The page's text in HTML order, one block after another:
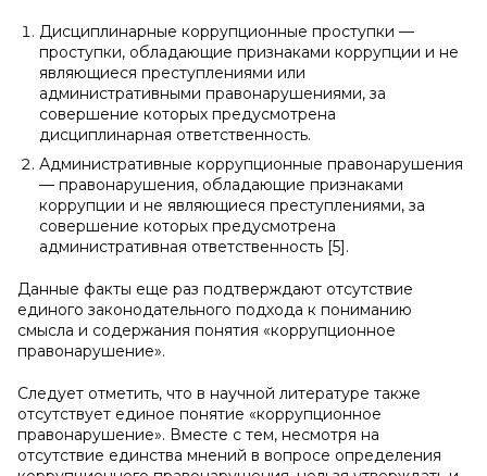
Дисциплинарные коррупционные проступки —
проступки, обладающие признаками коррупции и не
являющиеся преступлениями или
административными правонарушениями, за
совершение которых предусмотрена
дисциплинарная ответственность.
Административные коррупционные правонарушения
— правонарушения, обладающие признаками
коррупции и не являющиеся преступлениями, за
совершение которых предусмотрена
административная ответственность [5].
Данные факты еще раз подтверждают отсутствие
единого законодательного подхода к пониманию
смысла и содержания понятия «коррупционное
правонарушение».
Следует отметить, что в научной литературе также
отсутствует единое понятие «коррупционное
правонарушение». Вместе с тем, несмотря на
отсутствие единства мнений в вопросе определения